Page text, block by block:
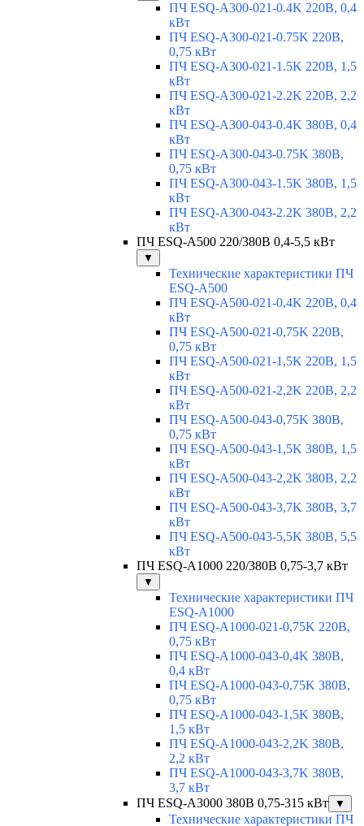
ПЧ ESQ-A300-021-0.4K 220В, 0,4
кВт
ПЧ ESQ-A300-021-0.75K 220В,
0,75 кВт
ПЧ ESQ-A300-021-1.5K 220В, 1,5
кВт
ПЧ ESQ-A300-021-2.2K 220В, 2,2
кВт
ПЧ ESQ-A300-043-0.4K 380В, 0,4
кВт
ПЧ ESQ-A300-043-0.75K 380В,
0,75 кВт
ПЧ ESQ-A300-043-1.5K 380В, 1,5
кВт
ПЧ ESQ-A300-043-2.2K 380В, 2,2
кВт
ПЧ ESQ-A500 220/380В 0,4-5,5 кВт
▼
Технические характеристики ПЧ
ESQ-A500
ПЧ ESQ-A500-021-0,4K 220В, 0,4
кВт
ПЧ ESQ-A500-021-0,75K 220В,
0,75 кВт
ПЧ ESQ-A500-021-1,5K 220В, 1,5
кВт
ПЧ ESQ-A500-021-2,2K 220В, 2,2
кВт
ПЧ ESQ-A500-043-0,75K 380В,
0,75 кВт
ПЧ ESQ-A500-043-1,5K 380В, 1,5
кВт
ПЧ ESQ-A500-043-2,2K 380В, 2,2
кВт
ПЧ ESQ-A500-043-3,7K 380В, 3,7
кВт
ПЧ ESQ-A500-043-5,5K 380В, 5,5
кВт
ПЧ ESQ-A1000 220/380В 0,75-3,7 кВт
▼
Технические характеристики ПЧ
ESQ-A1000
ПЧ ESQ-A1000-021-0,75K 220В,
0,75 кВт
ПЧ ESQ-A1000-043-0,4K 380В,
0,4 кВт
ПЧ ESQ-A1000-043-0,75K 380В,
0,75 кВт
ПЧ ESQ-A1000-043-1,5K 380В,
1,5 кВт
ПЧ ESQ-A1000-043-2,2K 380В,
2,2 кВт
ПЧ ESQ-A1000-043-3,7K 380В,
3,7 кВт
ПЧ ESQ-A3000 380В 0,75-315 кВт
▼
Технические характеристики ПЧ